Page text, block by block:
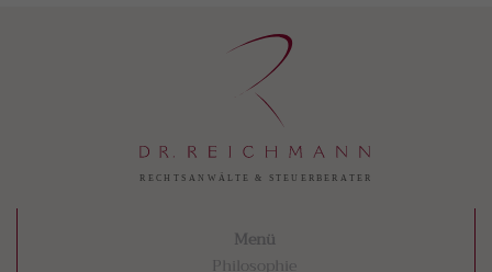
Menü
Philosophie